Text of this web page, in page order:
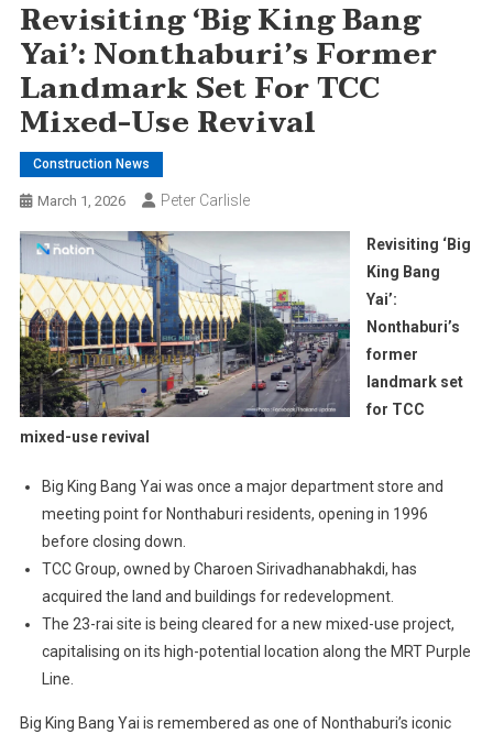
Revisiting ‘Big King Bang
Yai’: Nonthaburi’s Former
Landmark Set For TCC
Mixed-Use Revival
Construction News
March 1, 2026 Peter Carlisle
Revisiting ‘Big
King Bang
Yai’:
Nonthaburi’s
former
landmark set
for TCC
mixed-use revival
Big King Bang Yai was once a major department store and
meeting point for Nonthaburi residents, opening in 1996
before closing down.
TCC Group, owned by Charoen Sirivadhanabhakdi, has
acquired the land and buildings for redevelopment.
The 23-rai site is being cleared for a new mixed-use project,
capitalising on its high-potential location along the MRT Purple
Line.
Big King Bang Yai is remembered as one of Nonthaburi’s iconic